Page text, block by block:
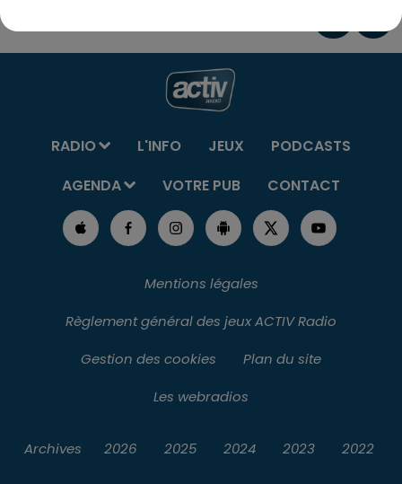
RADIO L'INFO JEUX
PODCASTS
AGENDA
VOTRE PUB CONTACT
Mentions légales
Règlement général des jeux ACTIV Radio
Gestion des cookies
Plan du site
Les webradios
Archives 2026 2025 2024 2023 2022